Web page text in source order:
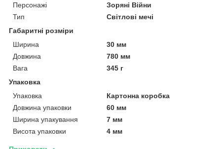
Персонажі
Зоряні Війни
Тип
Світлові мечі
Габаритні розміри
Ширина
30 мм
Довжина
780 мм
Вага
345 г
Упаковка
Упаковка
Картонна коробка
Довжина упаковки
60 мм
Ширина упакування
7 мм
Висота упаковки
4 мм